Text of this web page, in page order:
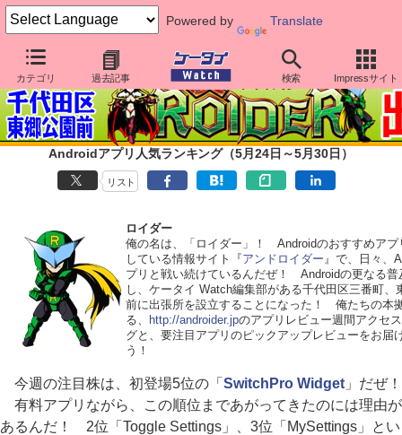
Powered by Translate
カテゴリ 過去記事 検索 Impressサイト
Androidアプリ人気ランキング（5月24日～5月30日）
リスト
ロイダー
俺の名は、「ロイダー」！ Androidのおすすめアプ
している情報サイト『アンドロイダー』で、日々、
プリと戦い続けているんだぜ！ Androidの更なる普
し、ケータイ Watch編集部がある千代田区三番町、
前に出張所を設立することになった！ 俺たちの本
る、
http://androider.jpのアプリレビュー週間アクセ
グと、要注目アプリのピックアップレビューをお届
う！
今週の注目株は、初登場5位の「 SwitchPro Widget」だぜ！
有料アプリながら、この順位まであがってきたのには理由が
あるんだ！ 2位「Toggle Settings」、3位「MySettings」とい